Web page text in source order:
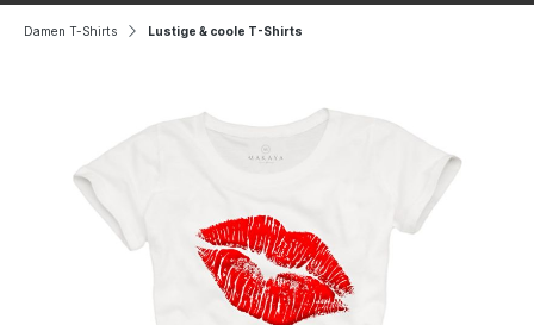
Damen T-Shirts Lustige & coole T-Shirts